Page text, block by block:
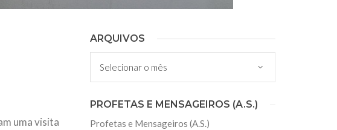
uma visita
ARQUIVOS
Arquivos
PROFETAS E MENSAGEIROS (A.S.)
Profetas e Mensageiros (A.S.)